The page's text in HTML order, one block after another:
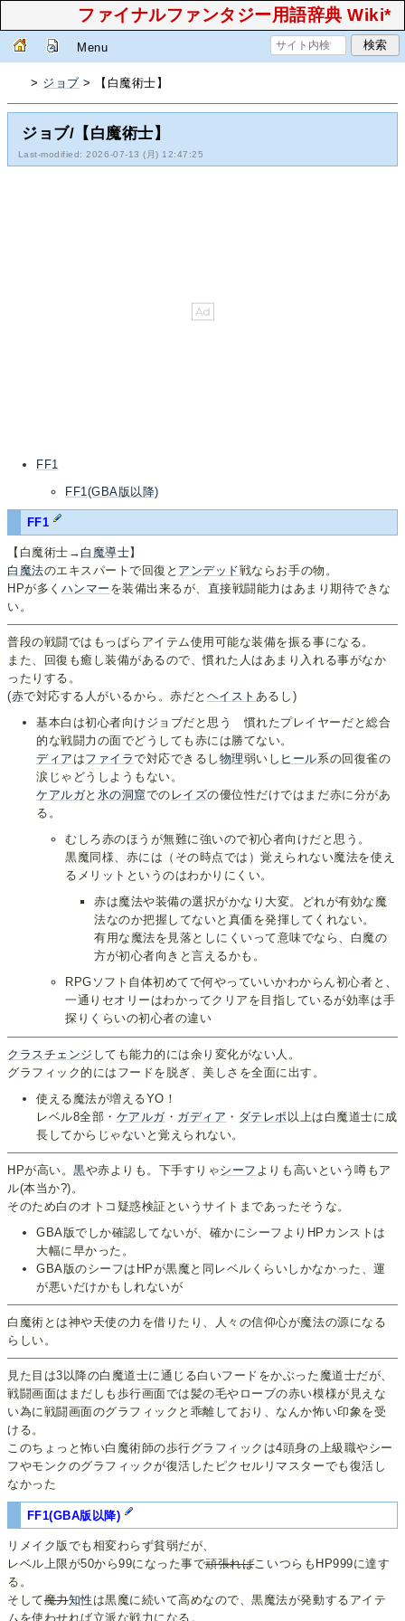
ファイナルファンタジー用語辞典 Wiki*
Menu
> ジョブ > 【白魔術士】
ジョブ/【白魔術士】
Last-modified: 2026-07-13 (月) 12:47:25
FF1
FF1(GBA版以降)
FF1
【白魔術士→ 白魔導士】
白魔法のエキスパートで回復と アンデッド戦ならお手の物。
HPが多く ハンマー を装備出来るが、直接戦闘能力はあまり期待できな
い。
普段の戦闘ではもっぱらアイテム使用可能な装備を振る事になる。
また、回復も癒し装備があるので、慣れた人はあまり入れる事がなか
ったりする。
(赤で対応する人がいるから。赤だと ヘイスト あるし)
基本白は初心者向けジョブだと思う 慣れたプレイヤーだと総合
的な戦闘力の面でどうしても赤には勝てない。
ディア はファイラで対応できるし 物理弱いし ヒール系の回復雀の
涙じゃどうしようもない。
ケアルガと 氷の洞窟での レイズの優位性だけではまだ赤に分があ
る。
むしろ赤のほうが無難に強いので初心者向けだと思う。
黒魔同様、赤には（その時点では）覚えられない魔法を使え
るメリットというのはわかりにくい。
赤は魔法や装備の選択がかなり大変。どれが有効な魔
法なのか把握してないと真価を発揮してくれない。
有用な魔法を見落としにくいって意味でなら、白魔の
方が初心者向きと言えるかも。
RPGソフト自体初めてで何やっていいかわからん初心者と、
一通りセオリーはわかってクリアを目指しているが効率は手
探りくらいの初心者の違い
クラスチェンジ しても能力的には余り変化がない人。
グラフィック的にはフードを脱ぎ、美しさを全面に出す。
使える魔法が増えるYO！
レベル8全部・ ケアルガ・ ガディア ・ ダテレポ 以上は白魔道士に成
長してからじゃないと覚えられない。
HPが高い。黒や赤よりも。下手すりゃシーフ よりも高いという噂もア
ル(本当か?)。
そのため白のオトコ疑惑検証というサイトまであったそうな。
GBA版でしか確認してないが、確かにシーフよりHPカンストは
大幅に早かった。
GBA版のシーフはHPが黒魔と同レベルくらいしかなかった、運
が悪いだけかもしれないが
白魔術とは神や天使の力を借りたり、人々の信仰心が魔法の源になる
らしい。
見た目は3以降の白魔道士に通じる白いフードをかぶった魔道士だが、
戦闘画面はまだしも歩行画面では髪の毛やローブの赤い模様が見えな
い為に戦闘画面のグラフィックと乖離しており、なんか怖い印象を受
ける。
このちょっと怖い白魔術師の歩行グラフィックは4頭身の上級職やシー
フやモンクのグラフィックが復活したピクセルリマスターでも復活し
なかった
FF1(GBA版以降)
リメイク版でも相変わらず貧弱だが、
レベル上限が50から99になった事で頑張ればこいつらもHP999に達す
る。
そして魔力知性 は黒魔に続いて高めなので、黒魔法が発動するアイテ
ムを使わせれば立派な戦力になる。